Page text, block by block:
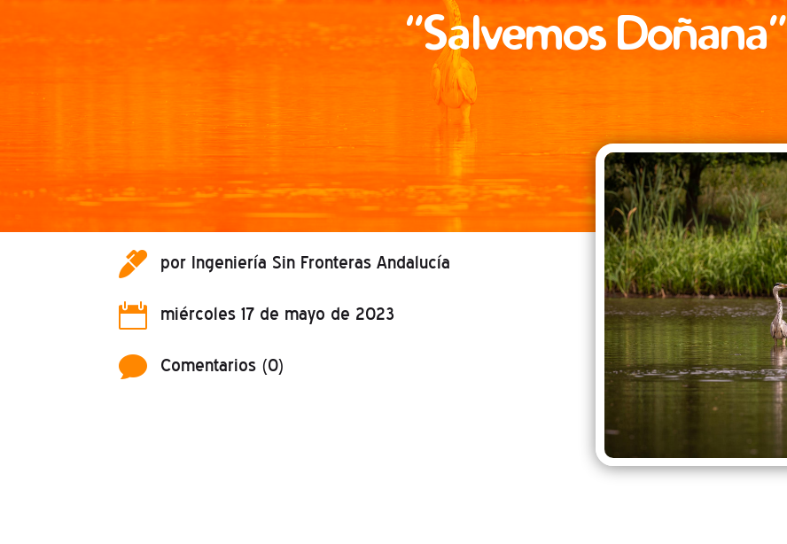
“Salvemos Doñana”
 por Ingeniería Sin Fronteras Andalucía
 miércoles 17 de mayo de 2023
 Comentarios (0)